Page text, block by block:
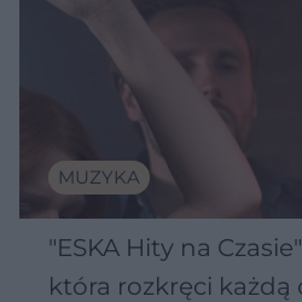
MUZYKA
"ESKA Hity na
która rozkręci każdą